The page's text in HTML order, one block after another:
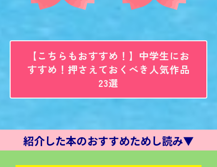
【こちらもおすすめ！】中学生にお
すすめ！押さえておくべき人気作品
23選
紹介した本のおすすめためし読み▼